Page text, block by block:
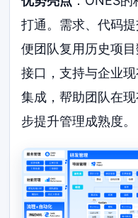
打通。需求、代码
便团队复用历史项
接口，支持与企业
集成，帮助团队在
步提升管理成熟度。